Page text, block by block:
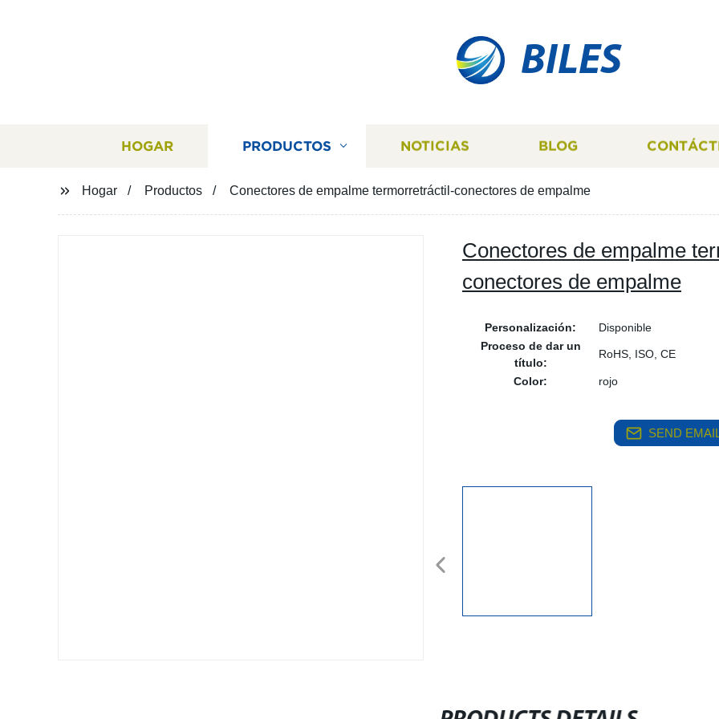
BILES
HOGAR PRODUCTOS NOTICIAS BLOG
Hogar Productos Conectores de empalme termorretráctil-conectores de empalme
Conectores de empalme
conectores de empalme
Personalización:
Disponible
Proceso de dar un
título:
RoHS, ISO, CE
Color: rojo
SEND